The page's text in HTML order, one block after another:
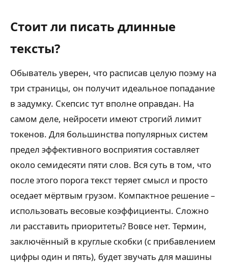
Стоит ли писать длинные
тексты?
Обыватель уверен, что расписав целую поэму на
три страницы, он получит идеальное попадание
в задумку. Скепсис тут вполне оправдан. На
самом деле, нейросети имеют строгий лимит
токенов. Для большинства популярных систем
предел эффективного восприятия составляет
около семидесяти пяти слов. Вся суть в том, что
после этого порога текст теряет смысл и просто
оседает мёртвым грузом. Компактное решение –
использовать весовые коэффициенты. Сложно
ли расставить приоритеты? Вовсе нет. Термин,
заключённый в круглые скобки (с прибавлением
цифры один и пять), будет звучать для машины